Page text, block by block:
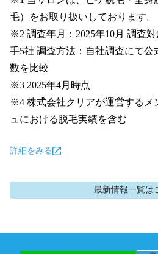
毛）をお取り扱いしております。
※2 調査年月：2025年10月 調査
手5社 調査方法：自社調査にて公
数を比較
※3 2025年4月時点
※4 株式会社クリアが運営するメ
ュにおける脱毛実績を含む
詳細をみる
最新情報一覧は